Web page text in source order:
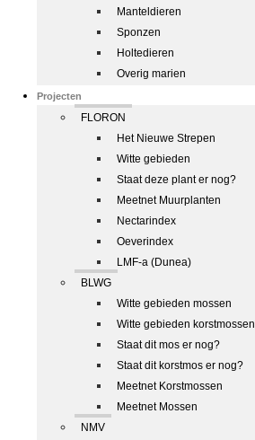
Manteldieren
Sponzen
Holtedieren
Overig marien
Projecten
FLORON
Het Nieuwe Strepen
Witte gebieden
Staat deze plant er nog?
Meetnet Muurplanten
Nectarindex
Oeverindex
LMF-a (Dunea)
BLWG
Witte gebieden mossen
Witte gebieden korstmossen
Staat dit mos er nog?
Staat dit korstmos er nog?
Meetnet Korstmossen
Meetnet Mossen
NMV